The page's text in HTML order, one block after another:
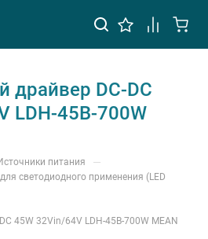
драйвер DC-DC
LDH-45B-700W
питания —
светодиодного применения (LED
45W 32Vin/64V LDH-45B-700W MEAN